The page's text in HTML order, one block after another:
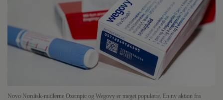
Novo Nordisk-midlerne Ozempic og Wegovy er meget populære. En ny aktion fra